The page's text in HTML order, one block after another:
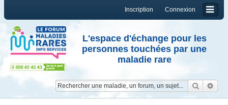
Connexion
Inscription
L'espace d'échange pour les
personnes touchées par une
maladie rare